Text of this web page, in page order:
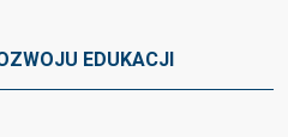
EDUKACJI